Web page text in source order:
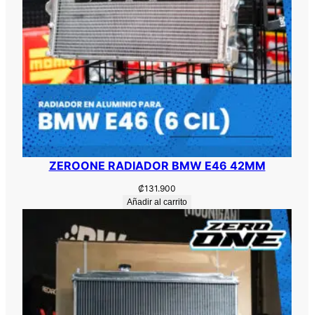
ZEROONE RADIADOR BMW E46 42MM
₡131.900
Añadir al carrito